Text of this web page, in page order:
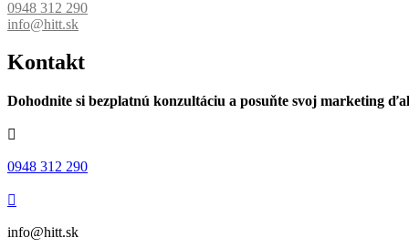
0948 312 290
info@hitt.sk
Kontakt
Dohodnite si bezplatnú konzultáciu a posuňte svoj marketing

0948 312 290

info@hitt.sk